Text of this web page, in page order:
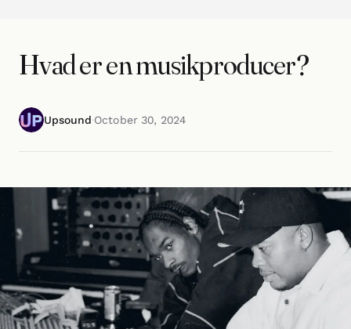
Hvad er en musikproducer?
Upsound·October 30, 2024